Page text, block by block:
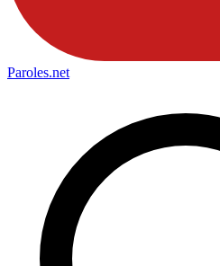
Paroles.net